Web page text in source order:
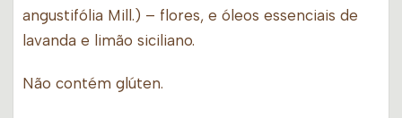
angustifólia Mill.) – flores, e óleos essenciais de
lavanda e limão siciliano.
Não contém glúten.